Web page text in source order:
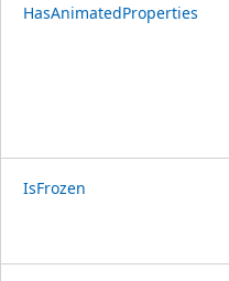
HasAnimatedProperties
IsFrozen